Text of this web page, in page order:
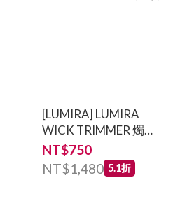
[LUMIRA] LUMIRA
WICK TRIMMER 燭芯
剪
NT$750
NT$1,480 5.1折